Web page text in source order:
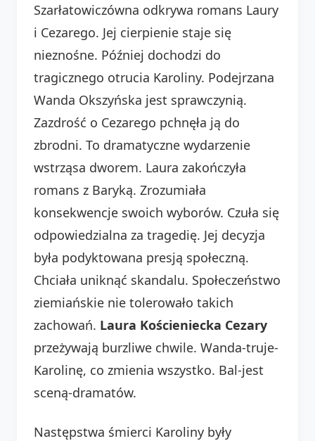
Szarłatowiczówna odkrywa romans Laury
i Cezarego. Jej cierpienie staje się
nieznośne. Później dochodzi do
tragicznego otrucia Karoliny. Podejrzana
Wanda Okszyńska jest sprawczynią.
Zazdrość o Cezarego pchnęła ją do
zbrodni. To dramatyczne wydarzenie
wstrząsa dworem. Laura zakończyła
romans z Baryką. Zrozumiała
konsekwencje swoich wyborów. Czuła się
odpowiedzialna za tragedię. Jej decyzja
była podyktowana presją społeczną.
Chciała uniknąć skandalu. Społeczeństwo
ziemiańskie nie tolerowało takich
zachowań. Laura Kościeniecka Cezary
przeżywają burzliwe chwile. Wanda-truje-
Karolinę, co zmienia wszystko. Bal-jest
sceną-dramatów.
Następstwa śmierci Karoliny były